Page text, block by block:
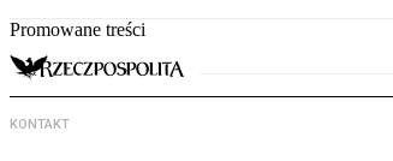
Promowane treści
KONTAKT